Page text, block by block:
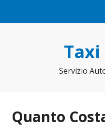
Taxi
Servizio
Quanto